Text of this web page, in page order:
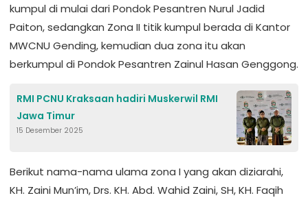
kumpul di mulai dari Pondok Pesantren Nurul Jadid
Paiton, sedangkan Zona II titik kumpul berada di Kantor
MWCNU Gending, kemudian dua zona itu akan
berkumpul di Pondok Pesantren Zainul Hasan Genggong.
RMI PCNU Kraksaan hadiri Muskerwil RMI
Jawa Timur
15 Desember 2025
Berikut nama-nama ulama zona I yang akan diziarahi,
KH. Zaini Mun’im, Drs. KH. Abd. Wahid Zaini, SH, KH. Faqih